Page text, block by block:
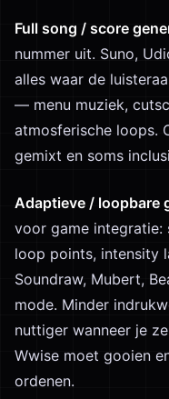
Full song / score
nummer uit. Suno,
alles waar de
— menu muziek,
atmosferische loops.
gemixt en soms
Adaptieve / loopbare
voor game integratie:
loop points, intensity
Soundraw, Mubert,
mode. Minder
nuttiger wanneer je
Wwise moet gooien
ordenen.